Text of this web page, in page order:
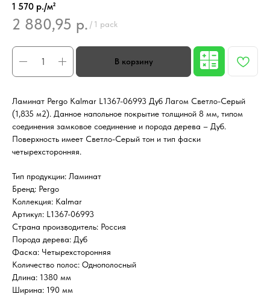
1 570 р./м²
2 880,95 р. / 1 pack
Ламинат Pergo Kalmar L1367-06993 Дуб Лагом Светло-Серый
(1,835 м2). Данное напольное покрытие толщиной 8 мм, типом
соединения замковое соединение и порода дерева – Дуб.
Поверхность имеет Светло-Серый тон и тип фаски
четырехсторонняя.
Тип продукции: Ламинат
Бренд: Pergo
Коллекция: Kalmar
Артикул: L1367-06993
Страна производитель: Россия
Порода дерева: Дуб
Фаска: Четырехсторонняя
Количество полос: Однополосный
Длина: 1380 мм
Ширина: 190 мм